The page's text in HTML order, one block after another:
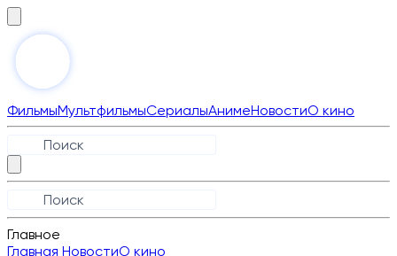
ФильмыМультфильмыСериалыАнимеНовостиО кино
Главное
Главная НовостиО кино